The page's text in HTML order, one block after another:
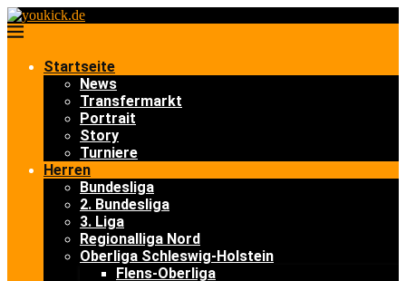
Startseite
News
Transfermarkt
Portrait
Story
Turniere
Herren
Bundesliga
2. Bundesliga
3. Liga
Regionalliga Nord
Oberliga Schleswig-Holstein
Flens-Oberliga